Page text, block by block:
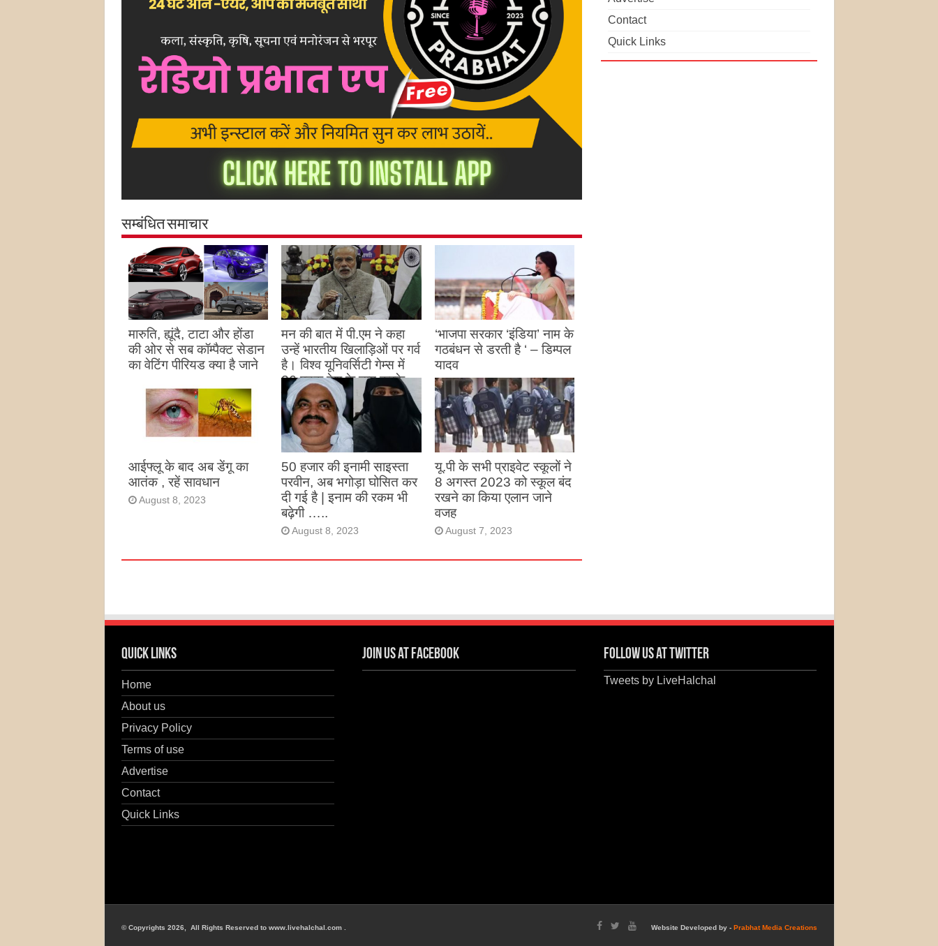
सम्बंधित समाचार
मारुति, ह्यूंदै, टाटा और होंडा
की ओर से सब कॉम्पैक्ट सेडान
का वेटिंग पीरियड क्या है जाने
मन की बात में पी.एम ने कहा
उन्हें भारतीय खिलाड़िओं पर गर्व
है। विश्व यूनिवर्सिटी गेम्स में
26 पदक देश के नाम करके
उन्होंने देश का नाम रोशन किया
है
August 27, 2023
‘भाजपा सरकार ‘इंडिया’ नाम के
गठबंधन से डरती है ‘ – डिम्पल
यादव
August 26, 2023
आईफ्लू के बाद अब डेंगू का
आतंक , रहें सावधान
August 8, 2023
50 हजार की इनामी साइस्ता
परवीन, अब भगोड़ा घोसित कर
दी गई है | इनाम की रकम भी
बढ़ेगी …..
August 8, 2023
यू.पी के सभी प्राइवेट स्कूलों ने
8 अगस्त 2023 को स्कूल बंद
रखने का किया एलान जाने
वजह
August 7, 2023
Contact
Quick Links
Quick Links
Home
About us
Privacy Policy
Terms of use
Advertise
Contact
Quick Links
Join us at Facebook Follow us at Twitter
Tweets by LiveHalchal
Website Developed by - Prabhat Media Creations
© Copyrights 2026, All Rights Reserved to www.livehalchal.com .